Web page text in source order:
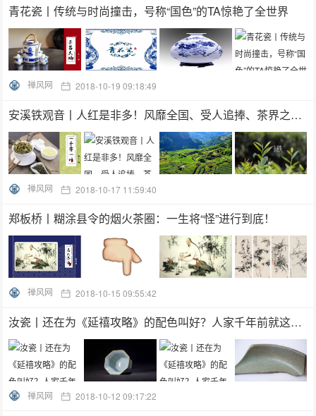
青花瓷丨传统与时尚撞击，号称“国色”的TA惊艳了全世界
禅风网 2018-10-19 09:18:49
安溪铁观音丨人红是非多！风靡全国、受人追捧、茶界之王、乌龙茶代
禅风网 2018-10-17 11:59:40
郑板桥丨糊涂县令的烟火茶圈：一生将“怪”进行到底！
禅风网 2018-10-15 09:55:42
汝瓷丨还在为《延禧攻略》的配色叫好？人家千年前就这样玩了
禅风网 2018-10-12 09:17:22